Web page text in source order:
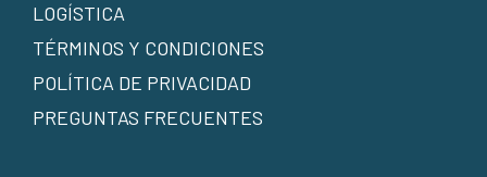
LOGÍSTICA
TÉRMINOS Y CONDICIONES
POLÍTICA DE PRIVACIDAD
PREGUNTAS FRECUENTES